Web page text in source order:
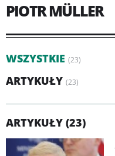
PIOTR MÜLLER
WSZYSTKIE (23)
ARTYKUŁY (23)
ARTYKUŁY (23)